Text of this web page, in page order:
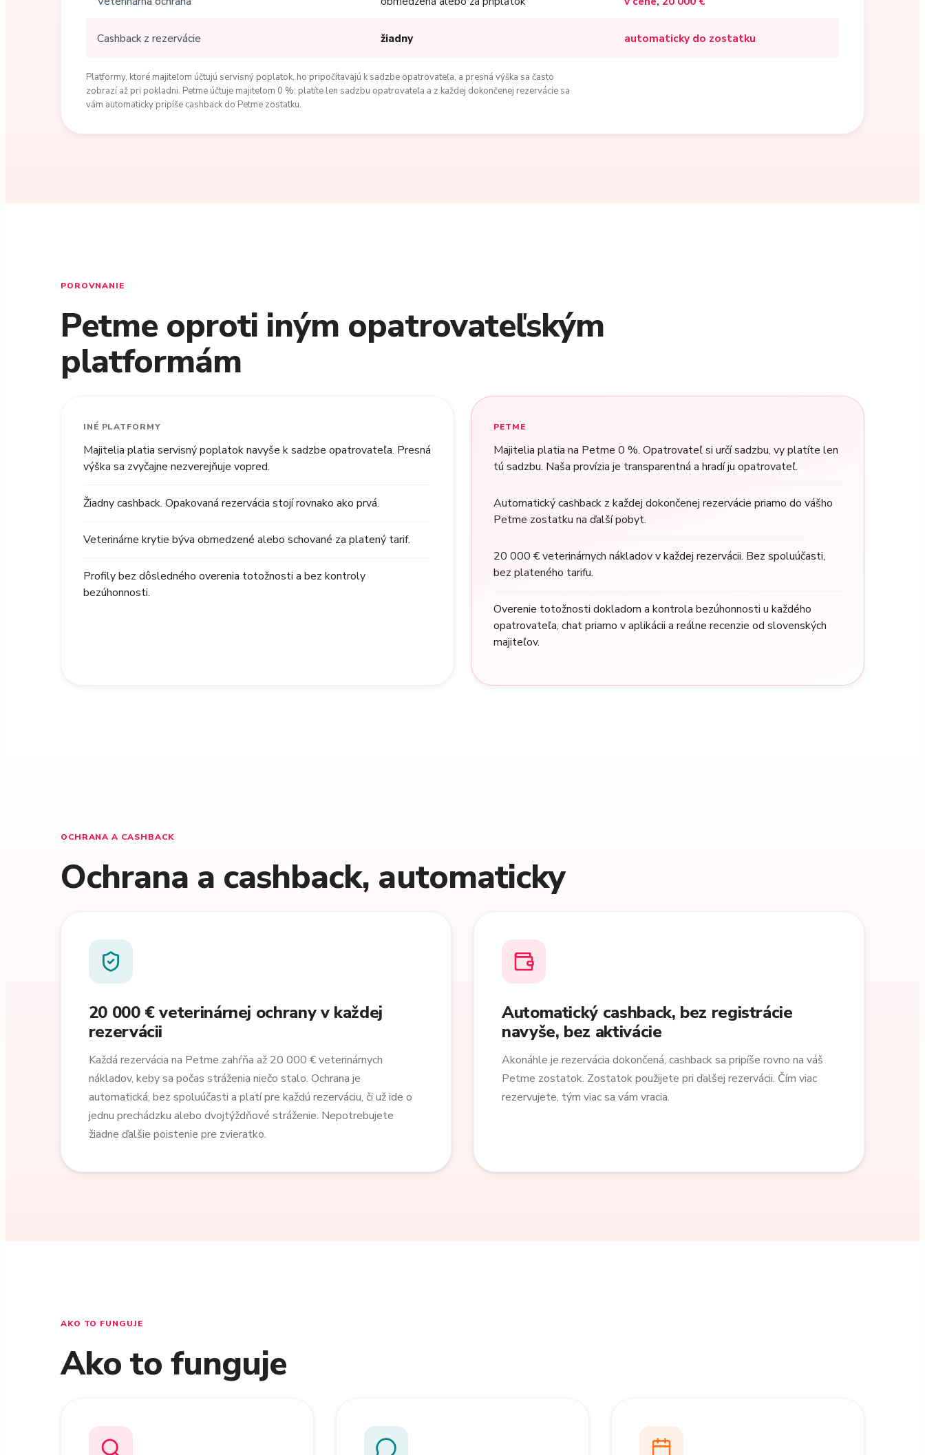
Cashback z rezervácie žiadny automaticky do zostatku
Platformy, ktoré majiteľom účtujú servisný poplatok, ho pripočítavajú k sadzbe opatrovateľa, a presná výška sa často
zobrazí až pri pokladni. Petme účtuje majiteľom 0 %: platíte len sadzbu opatrovateľa a z každej dokončenej rezervácie sa
vám automaticky pripíše cashback do Petme zostatku.
POROVNANIE
Petme oproti iným opatrovateľským
platformám
INÉ PLATFORMY
Majitelia platia servisný poplatok navyše k sadzbe opatrovateľa. Presná
výška sa zvyčajne nezverejňuje vopred.
Žiadny cashback. Opakovaná rezervácia stojí rovnako ako prvá.
Veterinárne krytie býva obmedzené alebo schované za platený tarif.
Profily bez dôsledného overenia totožnosti a bez kontroly
bezúhonnosti.
PETME
Majitelia platia na Petme 0 %. Opatrovateľ si určí sadzbu, vy platíte len
tú sadzbu. Naša provízia je transparentná a hradí ju opatrovateľ.
Automatický cashback z každej dokončenej rezervácie priamo do vášho
Petme zostatku na ďalší pobyt.
20 000 € veterinárnych nákladov v každej rezervácii. Bez spoluúčasti,
bez plateného tarifu.
Overenie totožnosti dokladom a kontrola bezúhonnosti u každého
opatrovateľa, chat priamo v aplikácii a reálne recenzie od slovenských
majiteľov.
OCHRANA A CASHBACK
Ochrana a cashback, automaticky
20 000 € veterinárnej ochrany v každej
rezervácii
Každá rezervácia na Petme zahŕňa až 20 000 € veterinárnych
nákladov, keby sa počas stráženia niečo stalo. Ochrana je
automatická, bez spoluúčasti a platí pre každú rezerváciu, či už ide o
jednu prechádzku alebo dvojtýždňové stráženie. Nepotrebujete
žiadne ďalšie poistenie pre zvieratko.
Automatický cashback, bez registrácie
navyše, bez aktivácie
Akonáhle je rezervácia dokončená, cashback sa pripíše rovno na váš
Petme zostatok. Zostatok použijete pri ďalšej rezervácii. Čím viac
rezervujete, tým viac sa vám vracia.
AKO TO FUNGUJE
Ako to funguje